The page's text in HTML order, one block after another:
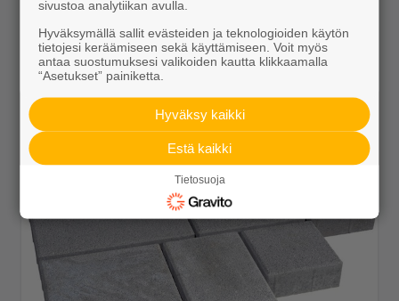
47,95 €/m²
Näytä lisätiedot
sivustoa analytiikan avulla.
Hyväksymällä sallit evästeiden ja teknologioiden käytön
tietojesi keräämiseen sekä käyttämiseen. Voit myös
antaa suostumuksesi valikoiden kautta klikkaamalla
“Asetukset” painiketta.
Hyväksy kaikki
Estä kaikki
Tietosuoja